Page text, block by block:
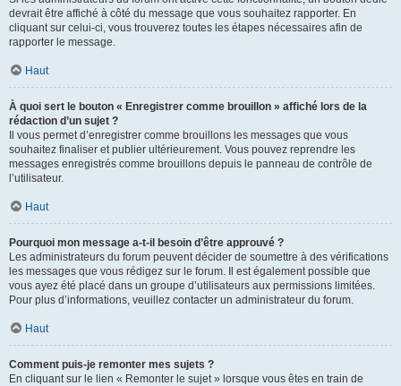
devrait être affiché à côté du message que vous souhaitez rapporter. En
cliquant sur celui-ci, vous trouverez toutes les étapes nécessaires afin de
rapporter le message.
Haut
À quoi sert le bouton « Enregistrer comme brouillon » affiché lors de la
rédaction d’un sujet ?
Il vous permet d’enregistrer comme brouillons les messages que vous
souhaitez finaliser et publier ultérieurement. Vous pouvez reprendre les
messages enregistrés comme brouillons depuis le panneau de contrôle de
l’utilisateur.
Haut
Pourquoi mon message a-t-il besoin d’être approuvé ?
Les administrateurs du forum peuvent décider de soumettre à des vérifications
les messages que vous rédigez sur le forum. Il est également possible que
vous ayez été placé dans un groupe d’utilisateurs aux permissions limitées.
Pour plus d’informations, veuillez contacter un administrateur du forum.
Haut
Comment puis-je remonter mes sujets ?
En cliquant sur le lien « Remonter le sujet » lorsque vous êtes en train de